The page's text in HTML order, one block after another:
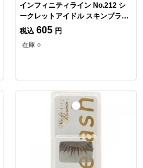
インフィニティライン No.212 シ
ークレットアイドル スキンブラウ
ン
税込 605 円
在庫 ○